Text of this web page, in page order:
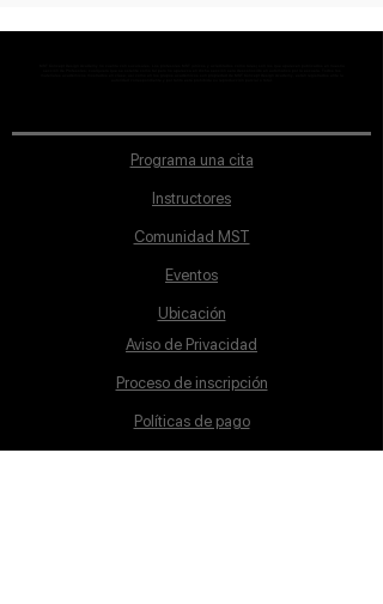
Programa una cita
Instructores
Comunidad MST
Eventos
Ubicación
Aviso de Privacidad
Proceso de inscripción
Políticas de pago